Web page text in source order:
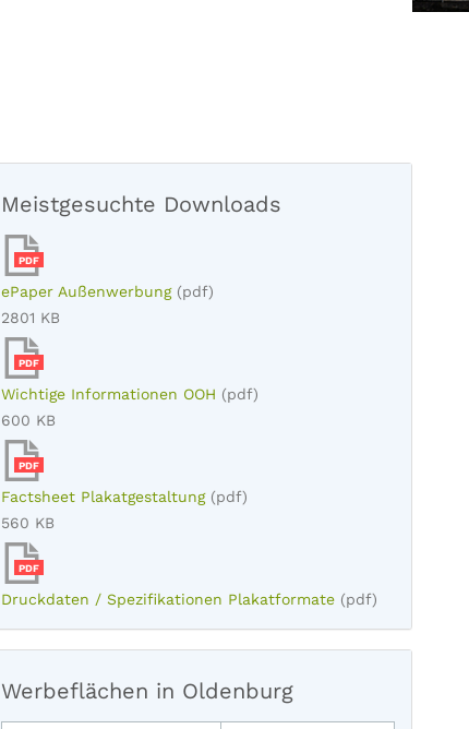
Meistgesuchte Downloads
PDF
ePaper Außenwerbung (pdf)
2801 KB
PDF
Wichtige Informationen OOH (pdf)
600 KB
PDF
Factsheet Plakatgestaltung (pdf)
560 KB
PDF
Druckdaten / Spezifikationen Plakatformate (pdf)
Werbeflächen in Oldenburg